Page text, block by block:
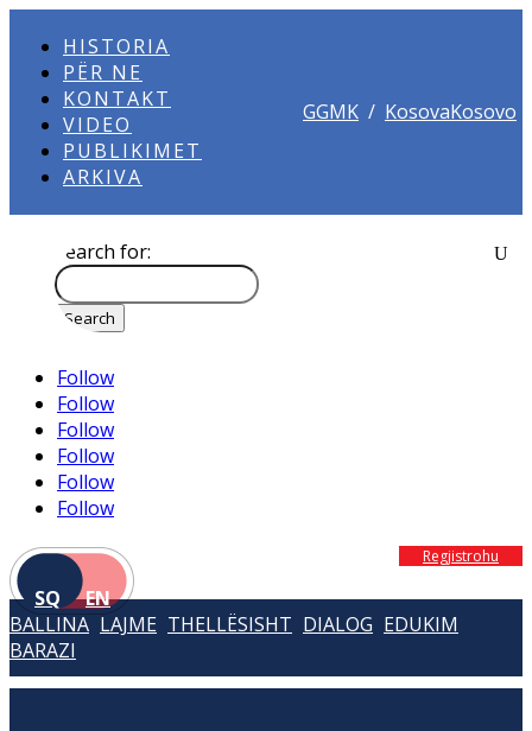
HISTORIA
PËR NE
KONTAKT
VIDEO
PUBLIKIMET
ARKIVA
GGMK / KosovaKosovo
Search for:
Follow
Follow
Follow
Follow
Follow
Follow
SQ EN
Regjistrohu
BALLINA LAJME THELLËSISHT DIALOG EDUKIM
BARAZI